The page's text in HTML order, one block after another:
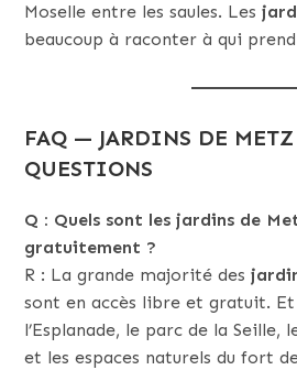
Moselle entre les saules. Les
beaucoup à raconter à qui
FAQ — JARDINS DE METZ
QUESTIONS
Q : Quels sont les jardins de
gratuitement ?
R : La grande majorité des
sont en accès libre et gratuit.
l’Esplanade, le parc de la Seille,
et les espaces naturels du fort